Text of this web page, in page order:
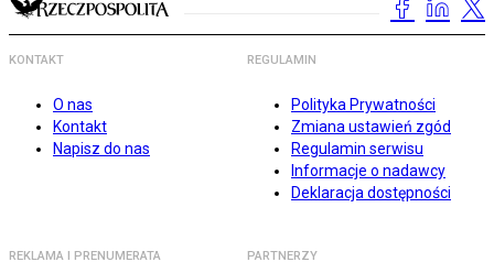
KONTAKT
O nas
Kontakt
Napisz do nas
REGULAMIN
Polityka Prywatności
Zmiana ustawień zgód
Regulamin serwisu
Informacje o nadawcy
Deklaracja dostępności
REKLAMA I PRENUMERATA PARTNERZY